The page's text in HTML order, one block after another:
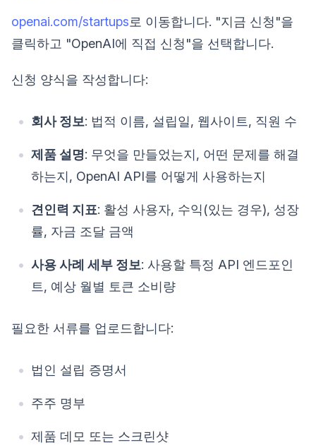
openai.com/startups로 이동합니다. "지금 신청"을
클릭하고 "OpenAI에 직접 신청"을 선택합니다.
신청 양식을 작성합니다:
회사 정보: 법적 이름, 설립일, 웹사이트, 직원 수
제품 설명: 무엇을 만들었는지, 어떤 문제를 해결
하는지, OpenAI API를 어떻게 사용하는지
견인력 지표: 활성 사용자, 수익(있는 경우), 성장
률, 자금 조달 금액
사용 사례 세부 정보: 사용할 특정 API 엔드포인
트, 예상 월별 토큰 소비량
필요한 서류를 업로드합니다:
법인 설립 증명서
주주 명부
제품 데모 또는 스크린샷